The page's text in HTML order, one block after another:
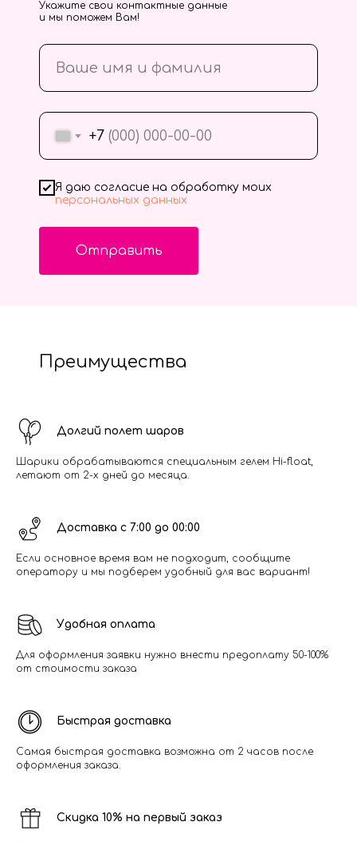
+7
Я даю согласие на обработку моих
персональных данных
Отправить
Укажите свои контактные данные
и мы поможем Вам!
Преимущества
Долгий полет шаров
Шарики обрабатываются специальным гелем Hi-float,
летают от 2-х дней до месяца.
Доставка с 7:00 до 00:00
Если основное время вам не подходит, сообщите
оператору и мы подберем удобный для вас вариант!
Удобная оплата
Для оформления заявки нужно внести предоплату 50-100%
от стоимости заказа
Быстрая доставка
Самая быстрая доставка возможна от 2 часов после
оформления заказа.
Скидка 10% на первый заказ